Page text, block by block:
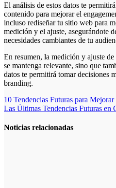
El análisis de estos datos te
contenido para mejorar el
incluso rediseñar tu sitio web para
medición y el ajuste, asegurándote
necesidades cambiantes de tu
En resumen, la medición y ajuste
se mantenga relevante, sino que
datos te permitirá tomar decisiones
branding.
Navegación
de
entradas
10 Tendencias Futuras para
Las Últimas Tendencias Futuras
Noticias relacionadas